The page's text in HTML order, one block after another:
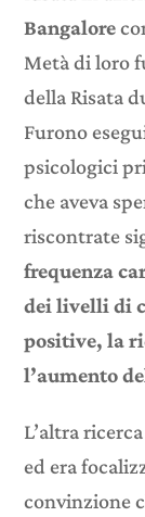
Bangalore
Metà di loro
della Risata
Furono
psicologici
che aveva
riscontrate
frequenza
dei livelli di
positive, la
l’aumento
L’altra
ed era
convinzione